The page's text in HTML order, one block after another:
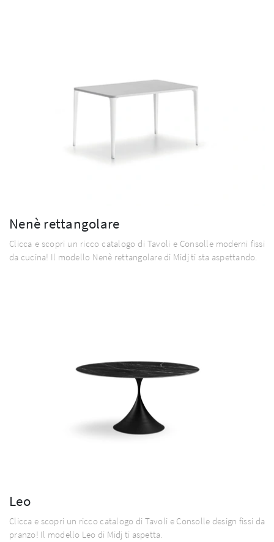
Nenè rettangolare
Clicca e scopri un ricco catalogo di Tavoli e Consolle moderni fissi
da cucina! Il modello Nenè rettangolare di Midj ti sta aspettando.
Leo
Clicca e scopri un ricco catalogo di Tavoli e Consolle design fissi da
pranzo! Il modello Leo di Midj ti aspetta.